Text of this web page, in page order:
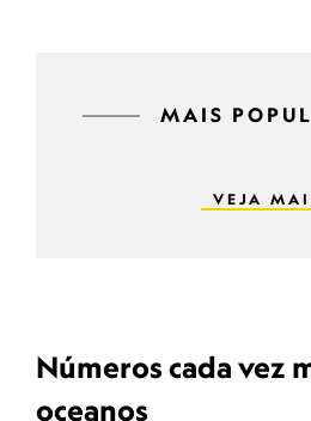
MAIS
VEJA
Números cada vez
oceanos